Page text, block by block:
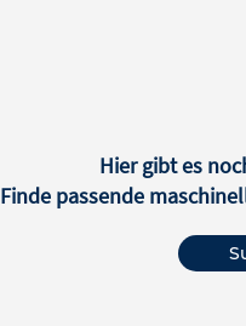
Hier gibt es
Finde passende